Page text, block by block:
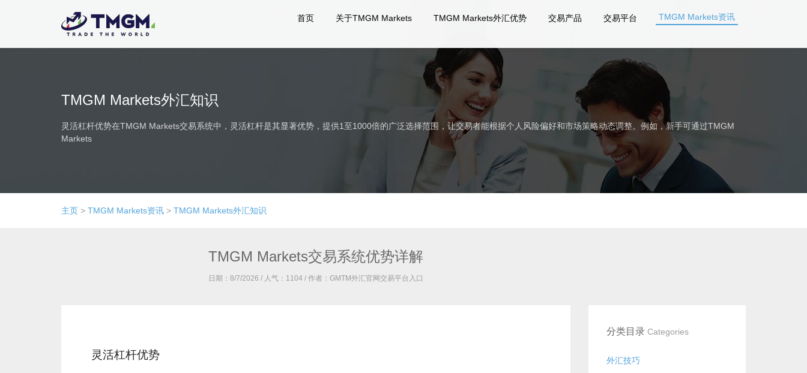
首页 关于TMGM Markets TMGM Markets外汇优势 交易产品 交易平台 TMGM Markets资讯
TMGM Markets外汇知识
灵活杠杆优势在TMGM Markets交易系统中，灵活杠杆是其显著优势，提供1至1000倍的广泛选择范围，让交易者能根据个人风险偏好和市场策略动态调整。例如，新手可通过TMGM
Markets
主页 > TMGM Markets资讯 > TMGM Markets外汇知识
TMGM Markets交易系统优势详解
日期： 8/7/2026 / 人气： 1104/ 作者：GMTM外汇官网交易平台入口
灵活杠杆优势
分类目录 Categories
外汇技巧